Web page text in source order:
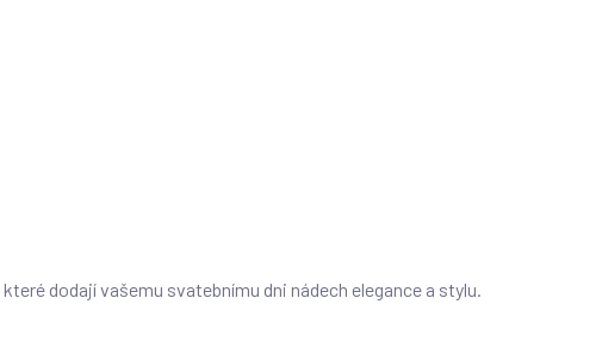
dodají vašemu svatebnímu dni nádech elegance a stylu.